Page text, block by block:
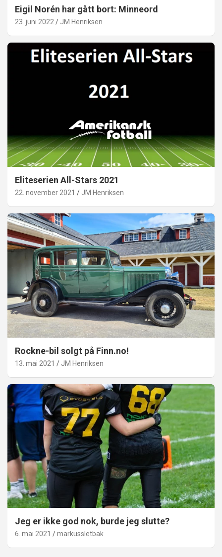
Eigil Norén har gått bort: Minneord
23. juni 2022 JM Henriksen
Eliteserien All-Stars 2021
22. november 2021 JM Henriksen
Rockne-bil solgt på Finn.no!
13. mai 2021 JM Henriksen
Jeg er ikke god nok, burde jeg slutte?
6. mai 2021 markussletbak